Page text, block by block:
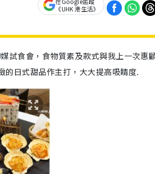
《UHK 港生活》
試食會，食物質素及款式與我上一次惠
日式甜品作主打，大大提高吸睛度.